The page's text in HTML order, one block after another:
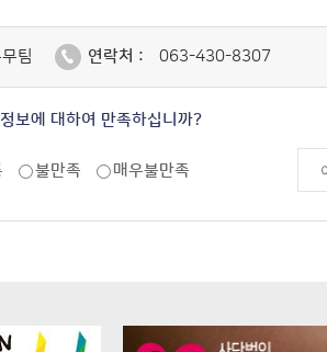
팀 연락처 : 063-430-8307
보에 대하여 만족하십니까?
불만족 매우불만족